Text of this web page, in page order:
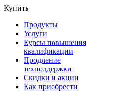
Купить
Продукты
Услуги
Курсы повышения
квалификации
Продление
техподдержки
Скидки и акции
Как приобрести